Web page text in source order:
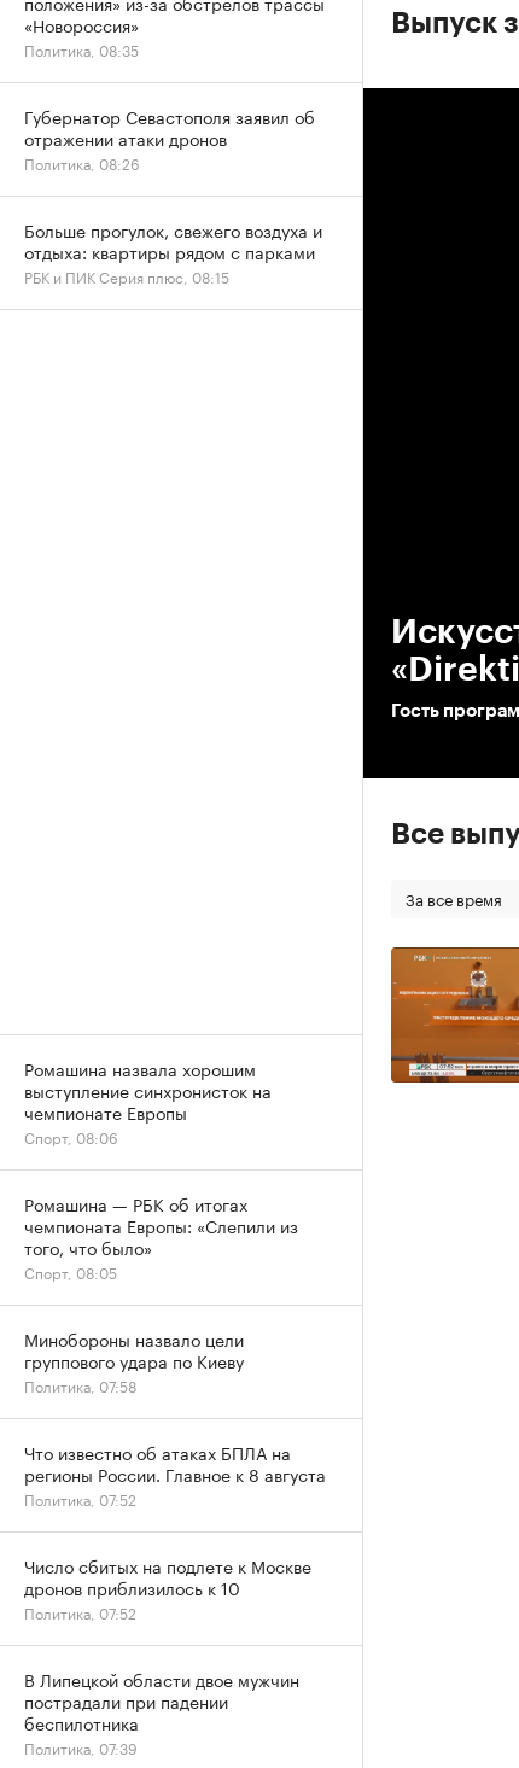
Выпуск
Гость
Все
За все время
«Новороссия»
Политика, 08:35
Губернатор Севастополя заявил об
отражении атаки дронов
Политика, 08:26
Больше прогулок, свежего воздуха и
отдыха: квартиры рядом с парками
РБК и ПИК Серия плюс, 08:15
Ромашина назвала хорошим
выступление синхронисток на
чемпионате Европы
Спорт, 08:06
Ромашина — РБК об итогах
чемпионата Европы: «Слепили из
того, что было»
Спорт, 08:05
Минобороны назвало цели
группового удара по Киеву
Политика, 07:58
Что известно об атаках БПЛА на
регионы России. Главное к 8 августа
Политика, 07:52
Число сбитых на подлете к Москве
дронов приблизилось к 10
Политика, 07:52
В Липецкой области двое мужчин
пострадали при падении
беспилотника
Политика, 07:39